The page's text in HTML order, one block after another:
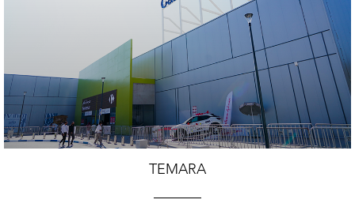
d'accès
TEMARA